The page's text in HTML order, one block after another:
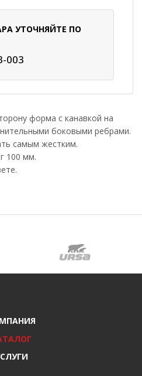
УТОЧНЯЙТЕ ПО
003
форма с канавкой на
боковыми ребрами.
самым жестким.
100 мм.